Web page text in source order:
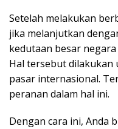
Setelah melakukan
jika melanjutkan
kedutaan besar
Hal tersebut dilakukan
pasar internasional.
peranan dalam hal ini.
Dengan cara ini, Anda